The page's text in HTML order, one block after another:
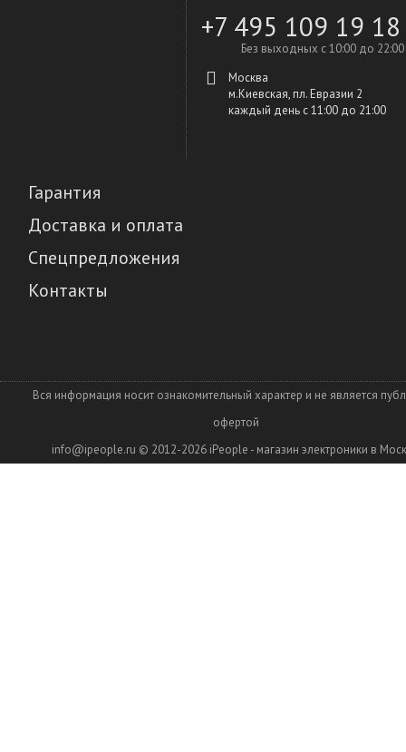
+7 495 109 19 18
Без выходных с 10:00 до 22:00
Москва
м.Киевская, пл. Евразии 2
каждый день c 11:00 до 21:00
Гарантия
Доставка и оплата
Спецпредложения
Контакты
Вся информация носит ознакомительный характер и не является
офертой
info@ipeople.ru © 2012-2026 iPeople - магазин электроники в